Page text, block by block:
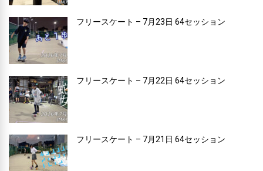
フリースケート – 7月23日 64セッション
フリースケート – 7月22日 64セッション
フリースケート – 7月21日 64セッション